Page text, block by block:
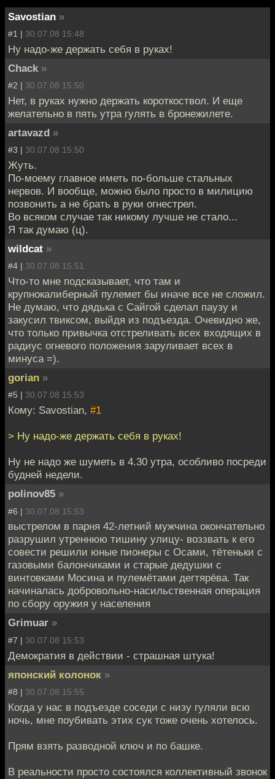
Savostian »
#1 | 30.07.08 15:48
Ну надо-же держать себя в руках!
Chack »
#2 | 30.07.08 15:50
Нет, в руках нужно держать короткоствол. И еще
желательно в пять утра гулять в бронежилете.
artavazd »
#3 | 30.07.08 15:50
Жуть.
По-моему главное иметь по-больше стальных
нервов. И вообще, можно было просто в милицию
позвонить а не брать в руки огнестрел.
Во всяком случае так никому лучше не стало...
Я так думаю (ц).
wildcat »
#4 | 30.07.08 15:51
Что-то мне подсказывает, что там и
крупнокалиберный пулемет бы иначе все не сложил.
Не думаю, что дядька с Сайгой сделал паузу и
закусил твиксом, выйдя из подъезда. Очевидно же,
что только привычка отстреливать всех входящих в
радиус огневого положения заруливает всех в
минуса =).
gorian »
#5 | 30.07.08 15:53
Кому: Savostian, #1
> Ну надо-же держать себя в руках!
Ну не надо же шуметь в 4.30 утра, особливо посреди
будней недели.
polinov85 »
#6 | 30.07.08 15:53
выстрелом в парня 42-летний мужчина окончательно
разрушил утреннюю тишину улицу- воззвать к его
совести решили юные пионеры с Осами, тётеньки с
газовыми балончиками и старые дедушки с
винтовками Мосина и пулемётами дегтярёва. Так
начиналась добровольно-насильственная операция
по сбору оружия у населения
Grimuar »
#7 | 30.07.08 15:53
Демократия в действии - страшная штука!
японский колонок »
#8 | 30.07.08 15:55
Когда у нас в подъезде соседи с низу гуляли всю
ночь, мне поубивать этих сук тоже очень хотелось.
Прям взять разводной ключ и по башке.
В реальности просто состоялся коллективный звонок